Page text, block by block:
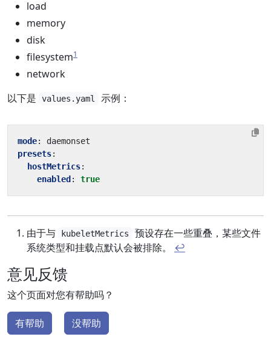
load
memory
disk
filesystem1
network
以下是
values.yaml 示例：
mode:
daemonset
presets:
hostMetrics:
enabled : true
由于与 kubeletMetrics
预设存在一些重叠，某些文件
系统类型和挂载点默认会被排除。 ↩︎
意见反馈
这个页面对您有帮助吗？
有帮助 没帮助